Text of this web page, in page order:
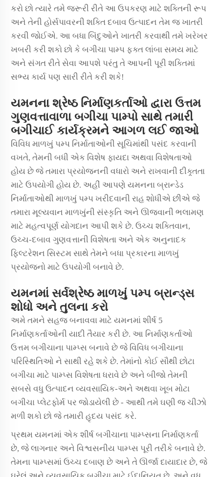
કરો છો ત્યારે તમે જરૂરી રીતે આ ઉપકરણ માટે શક્તિની રૂપ
અને તેની હોર્સપાવરની શક્તિ દબાવ ઉત્પાદન તેમ જ ખાતરી
કરવી જોઈએ. આ બધા બિંદુઓને ખાતરી કરવાથી તમે ખરેખર
ખબરી કરી શકો છો કે બગીચા પામ્પ ફક્ત લાંબા સમય માટે
અને સંગત રીતે સેવા આપશે પરંતુ તે આપની પૂરી શક્તિમાં
સભ્ય કાર્ય પણ સારી રીતે કરી શકે!
યમનના શ્રેષ્ઠ નિર્માણકર્તાઓ દ્વારા ઉત્તમ
ગુણવત્તાવાળા બગીચા પામ્પો સાથે તમારી
બગીચાઈ કાર્યક્રમને આગળ લઈ જાઓ
વિવિધ માળખું પમ્પ નિર્માતાઓની સૂચિમાંથી પસંદ કરવાની
વખતે, તેમની બધી એક વિશેષ ફાયદા અથવા વિશેષતાઓ
હોય છે જે તમારા પ્રયોજનની વધારો અને રાખવાની દીક્ર્તતા
માટે ઉપયોગી હોય છે. અહીં આપણે યમનના બ્રાન્ડેડ
નિર્માતાઓથી માળખું પમ્પ ખરીદવાની રાહ શોધીએ છીએ જે
તમારા મૂલ્યવાન માળખુંની સંસ્કૃતિ અને ઊજવાની ભલામણ
માટે મહત્વપૂર્ણ યોગદાન આપી શકે છે. ઉચ્ચ શક્તિવાન,
ઉચ્ચ-દબાવ ગુણવત્તાની વિશેષતા અને એક અનુનાદક
ફિલ્ટરેશન સિસ્ટમ સાથે તેમને બધા પ્રકારના માળખું
પ્રયોજનો માટે ઉપયોગી બનાવે છે.
યમનમાં સર્વશ્રેષ્ઠ માળખું પમ્પ બ્રાન્ડ્સ
શોધો અને તુલના કરો
અમે તમને સહજ બનાવવા માટે યમનમાં શીર્ષ 5
નિર્માણકર્તાઓની યાદી તૈયાર કરી છે. આ નિર્માણકર્તાઓ
ઉત્તમ બગીચાના પામ્પ્સ બનાવે છે જે વિવિધ બગીચાના
પરિસ્થિતિઓ ને સાથી રહે શકે છે. તેમાંનો કોઈ સૌથી છોટા
બગીચા માટે પામ્પ્સ વિશેષતા ધરાવે છે અને બીજો તેમની
સબસે વધુ ઉત્પાદન વ્યવસાયિક-અને અથવા ખૂબ મોટા
બગીચા પ્લેટફોર્મ પર જોડાયેલી છે - આથી તમે ઘણી જ ચીઝો
મળી શકો છો જે તમારી હૃદય પસંદ કરે.
પ્રથમ યમનમાં એક શીર્ષ બગીચાના પામ્પ્સના નિર્માણકર્તા
છે, જે લાગનાર અને વિશ્વસનીય પામ્પ્સ પૂરી તરીકે બનાવે છે.
તેમના પામ્પ્સમાં ઉચ્ચ દબાણ છે અને તે ઊર્જા દાયાદાર છે, જે